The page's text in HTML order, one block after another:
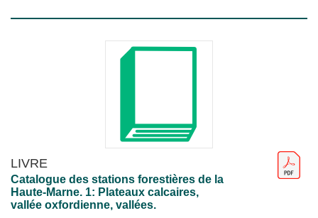
LIVRE
Catalogue des stations forestières de la
Haute-Marne. 1: Plateaux calcaires,
vallée oxfordienne, vallées.